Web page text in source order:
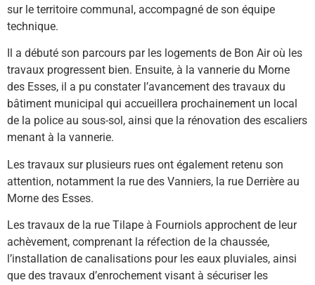
sur le territoire communal, accompagné de son équipe
technique.
Il a débuté son parcours par les logements de Bon Air où les
travaux progressent bien. Ensuite, à la vannerie du Morne
des Esses, il a pu constater l’avancement des travaux du
bâtiment municipal qui accueillera prochainement un local
de la police au sous-sol, ainsi que la rénovation des escaliers
menant à la vannerie.
Les travaux sur plusieurs rues ont également retenu son
attention, notamment la rue des Vanniers, la rue Derrière au
Morne des Esses.
Les travaux de la rue Tilape à Fourniols approchent de leur
achèvement, comprenant la réfection de la chaussée,
l’installation de canalisations pour les eaux pluviales, ainsi
que des travaux d’enrochement visant à sécuriser les